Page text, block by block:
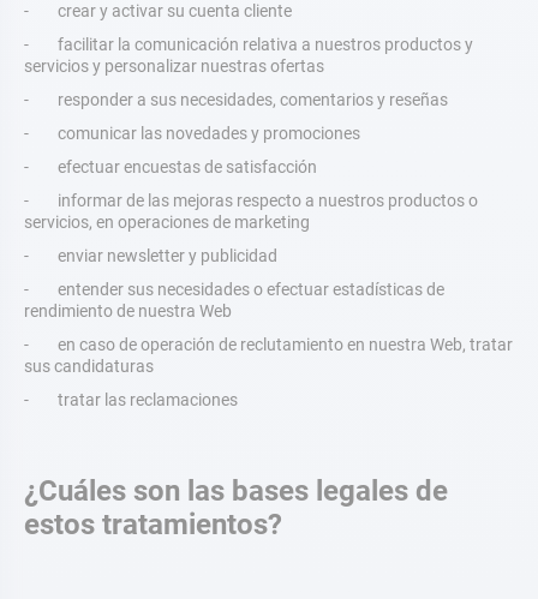
- crear y activar su cuenta cliente
- facilitar la comunicación relativa a nuestros productos y
servicios y personalizar nuestras ofertas
- responder a sus necesidades, comentarios y reseñas
- comunicar las novedades y promociones
- efectuar encuestas de satisfacción
- informar de las mejoras respecto a nuestros productos o
servicios, en operaciones de marketing
- enviar newsletter y publicidad
- entender sus necesidades o efectuar estadísticas de
rendimiento de nuestra Web
- en caso de operación de reclutamiento en nuestra Web, tratar
sus candidaturas
- tratar las reclamaciones
¿Cuáles son las bases legales de
estos tratamientos?